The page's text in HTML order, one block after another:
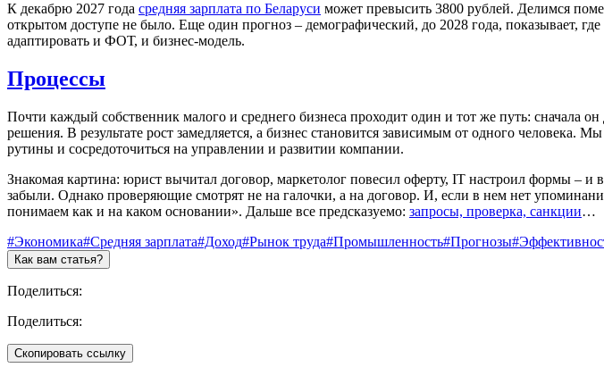
К декабрю 2027 года средняя зарплата по Беларуси может превысить 3800 рублей. Делимся
открытом доступе не было. Еще один прогноз – демографический, до 2028 года, показывает,
адаптировать и ФОТ, и бизнес-модель.
Процессы
Почти каждый собственник малого и среднего бизнеса проходит один и тот же путь: сначала
решения. В результате рост замедляется, а бизнес становится зависимым от одного человека. Мы
рутины и сосредоточиться на управлении и развитии компании.
Знакомая картина: юрист вычитал договор, маркетолог повесил оферту, IT настроил формы –
забыли. Однако проверяющие смотрят не на галочки, а на договор. И, если в нем нет
понимаем как и на каком основании». Дальше все предсказуемо: запросы, проверка, санкции…
#Экономика#Средняя зарплата#Доход#Рынок труда#Промышленность#Прогнозы
Как вам статья?
Поделиться:
Поделиться:
Скопировать ссылку